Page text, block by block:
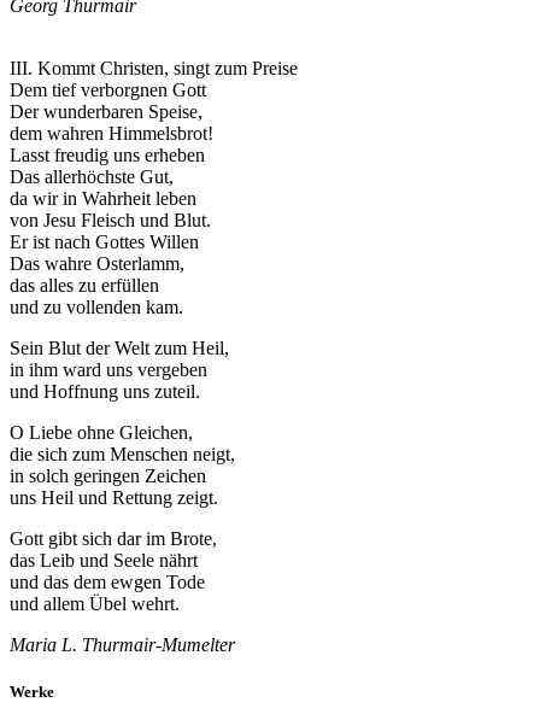
Georg Thurmair
III. Kommt Christen, singt zum Preise
Dem tief verborgnen Gott
Der wunderbaren Speise,
dem wahren Himmelsbrot!
Lasst freudig uns erheben
Das allerhöchste Gut,
da wir in Wahrheit leben
von Jesu Fleisch und Blut.
Er ist nach Gottes Willen
Das wahre Osterlamm,
das alles zu erfüllen
und zu vollenden kam.
Sein Blut der Welt zum Heil,
in ihm ward uns vergeben
und Hoffnung uns zuteil.
O Liebe ohne Gleichen,
die sich zum Menschen neigt,
in solch geringen Zeichen
uns Heil und Rettung zeigt.
Gott gibt sich dar im Brote,
das Leib und Seele nährt
und das dem ewgen Tode
und allem Übel wehrt.
Maria L. Thurmair-Mumelter
Werke